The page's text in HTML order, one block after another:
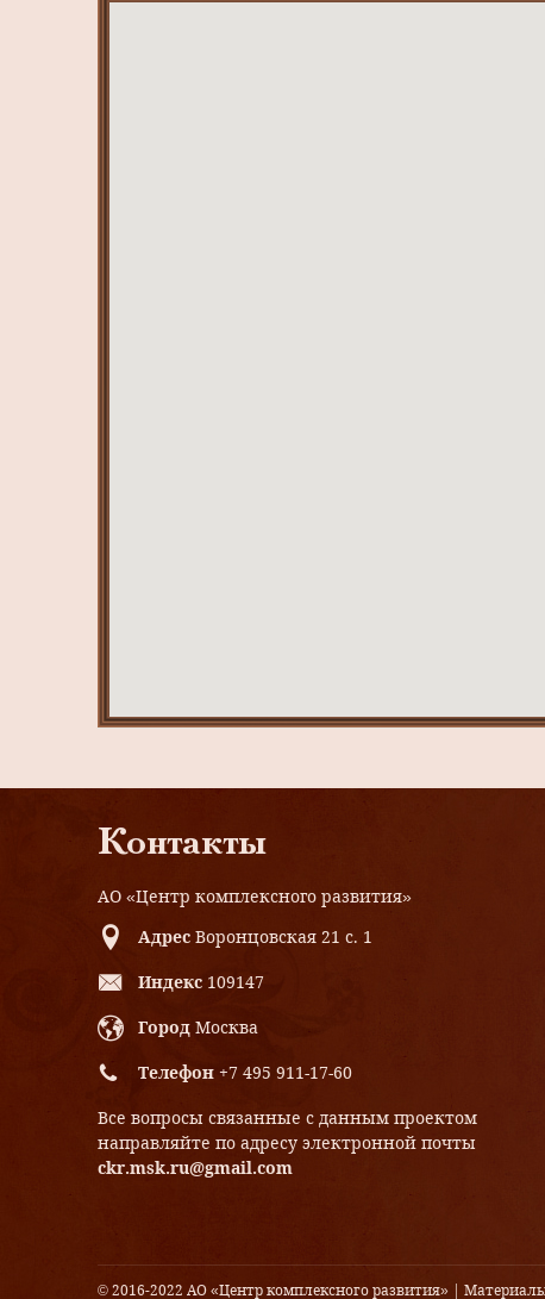
Контакты
АО «Центр комплексного развития»
Адрес Воронцовская 21 с. 1
Индекс 109147
Город Москва
Телефон +7 495 911-17-60
Все вопросы связанные с данным проектом
направляйте по адресу электронной почты
ckr.msk.ru@gmail.com
© 2016-2022 АО «Центр комплексного развития» |